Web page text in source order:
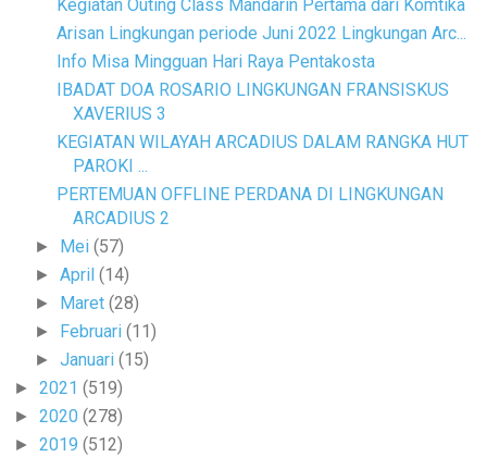
Kegiatan Outing Class Mandarin Pertama dari Komtika
Arisan Lingkungan periode Juni 2022 Lingkungan Arc...
Info Misa Mingguan Hari Raya Pentakosta
IBADAT DOA ROSARIO LINGKUNGAN FRANSISKUS
XAVERIUS 3
KEGIATAN WILAYAH ARCADIUS DALAM RANGKA HUT
PAROKI ...
PERTEMUAN OFFLINE PERDANA DI LINGKUNGAN
ARCADIUS 2
► Mei(57)
►April(14)
► Maret(28)
► Februari(11)
►Januari(15)
► 2021 (519)
► 2020 (278)
► 2019 (512)